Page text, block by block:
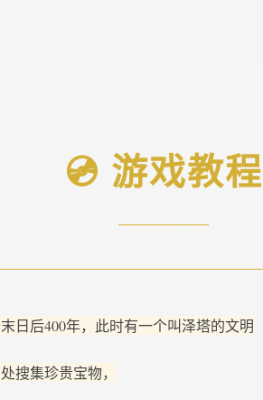
💿 游戏教程
日后400年，此时有一个叫泽塔的文明
搜集珍贵宝物，